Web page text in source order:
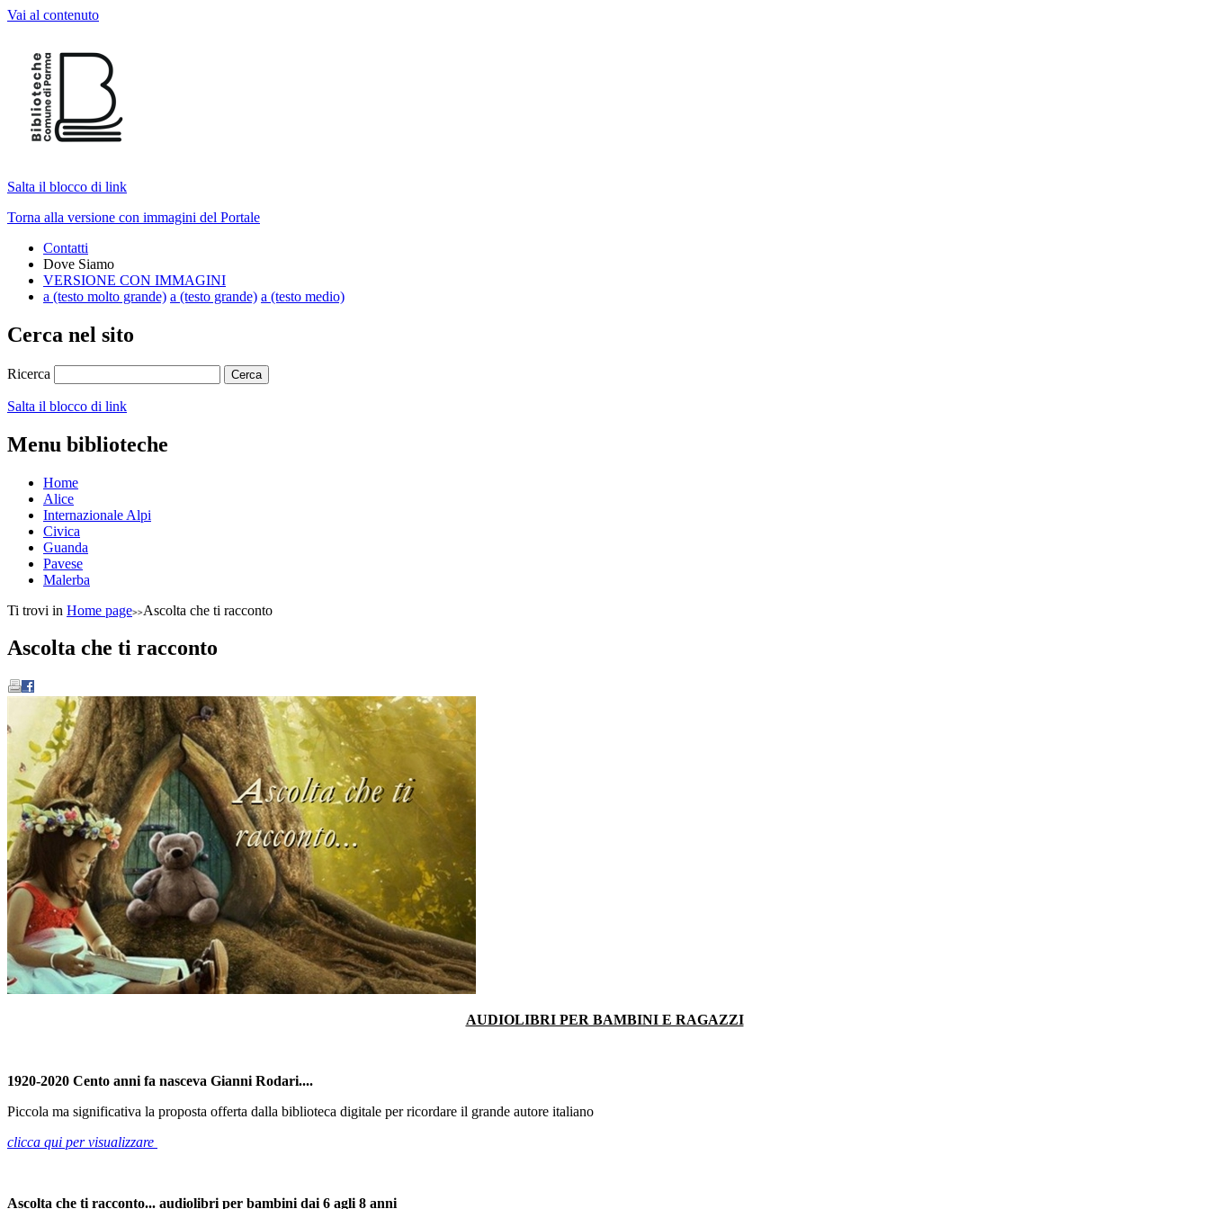
Vai al contenuto
Salta il blocco di link
Torna alla versione con immagini del Portale
Contatti
Dove Siamo
VERSIONE CON IMMAGINI
a (testo molto grande) a (testo grande) a (testo medio)
Cerca nel sito
Ricerca
Salta il blocco di link
Menu biblioteche
Home
Alice
Internazionale Alpi
Civica
Guanda
Pavese
Malerba
Ti trovi in Home page Ascolta che ti racconto
Ascolta che ti racconto
AUDIOLIBRI PER BAMBINI E RAGAZZI
1920-2020 Cento anni fa nasceva Gianni Rodari....
Piccola ma significativa la proposta offerta dalla biblioteca digitale per ricordare il grande autore italiano
clicca qui per visualizzare
Ascolta che ti racconto... audiolibri per bambini dai 6 agli 8 anni